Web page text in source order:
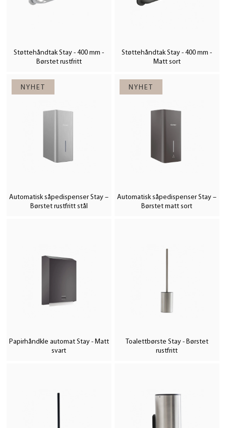
praktiske, sikre og stilfulle baderomsmiljøer.
Støttehåndtak Stay - 400 mm -
Børstet rustfritt
Støttehåndtak Stay - 400 mm -
Matt sort
Automatisk såpedispenser Stay –
Børstet rustfritt stål
Automatisk såpedispenser Stay –
Børstet matt sort
Papirhåndkle automat Stay - Matt
svart
Toalettbørste Stay - Børstet
rustfritt